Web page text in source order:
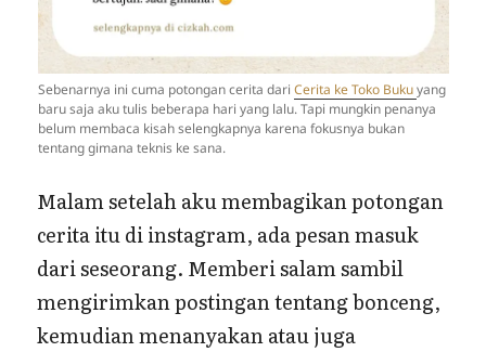
Sebenarnya ini cuma potongan cerita dari Cerita ke Toko Bukuyang
baru saja aku tulis beberapa hari yang lalu. Tapi mungkin penanya
belum membaca kisah selengkapnya karena fokusnya bukan
tentang gimana teknis ke sana.
Malam setelah aku membagikan potongan
cerita itu di instagram, ada pesan masuk
dari seseorang. Memberi salam sambil
mengirimkan postingan tentang bonceng,
kemudian menanyakan atau juga